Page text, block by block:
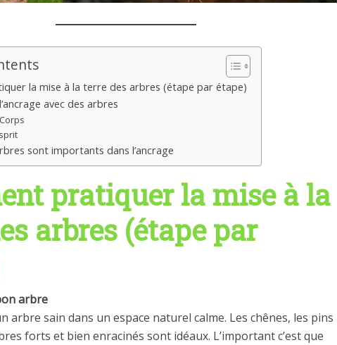
la mise à la terre des arbres (étape par étape)
avec des arbres
sont importants dans l’ancrage
pratiquer la mise à la
arbres (étape par
arbre
arbre sain dans un espace naturel calme. Les chênes, les pins
forts et bien enracinés sont idéaux. L’important c’est que